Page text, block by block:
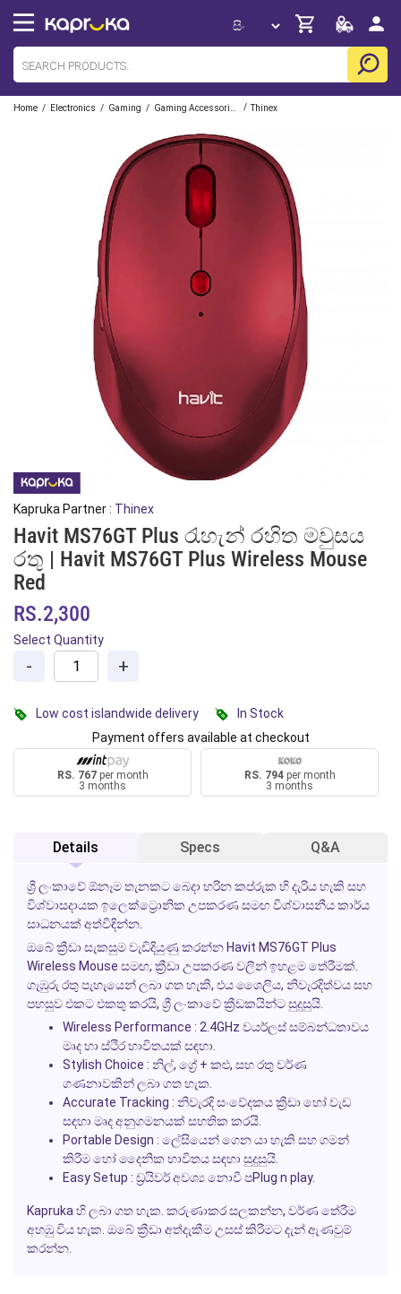
Home / Electronics / Gaming / / Thinex
Kapruka Partner : Thinex
Havit MS76GT Plus රැහැන් රහිත මවුසය
රතු | Havit MS76GT Plus Wireless Mouse
Red
RS.2,300
Select Quantity
- +
Low cost islandwide delivery
In Stock
Payment offers available at checkout
RS. 767per month
3 months
RS. 794per month
3 months
Details Specs Q&A
ශ්‍රී ලංකාවේ ඕනෑම තැනකට බෙදා හරින කප්රුක හි දැරිය හැකි සහ
විශ්වාසදායක ඉලෙක්ට්‍රොනික උපකරණ සමඟ විශ්වාසනීය කාර්ය
සාධනයක් අත්විඳින්න.
ඔබේ ක්‍රීඩා සැකසුම වැඩිදියුණු කරන්න Havit MS76GT Plus
Wireless Mouse සමඟ, ක්‍රීඩා උපකරණ වලින් ඉහළම තේරීමක්.
ගැඹුරු රතු පැහැයෙන් ලබා ගත හැකි, එය ශෛලිය, නිවැරදිත්වය සහ
පහසුව එකට එකතු කරයි, ශ්‍රී ලංකාවේ ක්‍රීඩකයින්ට සුදුසුයි.
Wireless Performance : 2.4GHz වයර්ලස් සම්බන්ධතාවය
මෘද හා ස්ථිර භාවිතයක් සඳහා.
Stylish Choice : නිල්, ග්‍රේ + කළු, සහ රතු වර්ණ
ගණනාවකින් ලබා ගත හැක.
Accurate Tracking : නිවැරදි සංවේදකය ක්‍රීඩා හෝ වැඩ
සඳහා මෘද අනුගමනයක් සහතික කරයි.
Portable Design : ලේසියෙන් ගෙන යා හැකි සහ ගමන්
කිරීම හෝ දෛනික භාවිතය සඳහා සුදුසුයි.
Easy Setup : ඩ්‍රයිවර් අවශ්‍ය නොවී පPlug n play.
Kapruka හි ලබා ගත හැක. කරුණාකර සලකන්න, වර්ණ තේරීම
අහඹු විය හැක. ඔබේ ක්‍රීඩා අත්දැකීම උසස් කිරීමට දැන් ඇණවුම්
කරන්න.